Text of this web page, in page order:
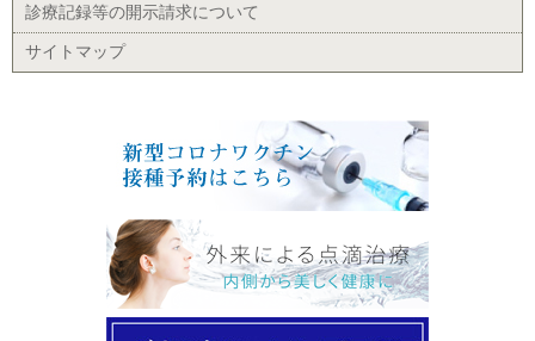
診療記録等の開示請求について
サイトマップ